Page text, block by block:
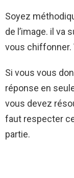
Soyez
de l’image. il va
vous chiffonner.
Si vous vous
réponse en
vous devez
faut respecter
partie.